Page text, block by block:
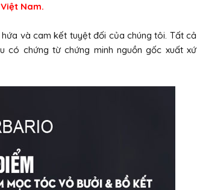
Nam.
và cam kết tuyệt đối của chúng tôi. Tất cả
có chứng từ chứng minh nguồn gốc xuất xứ